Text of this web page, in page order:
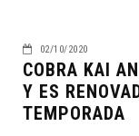
02/10/2020
COBRA KAI
Y ES
TEMPORADA